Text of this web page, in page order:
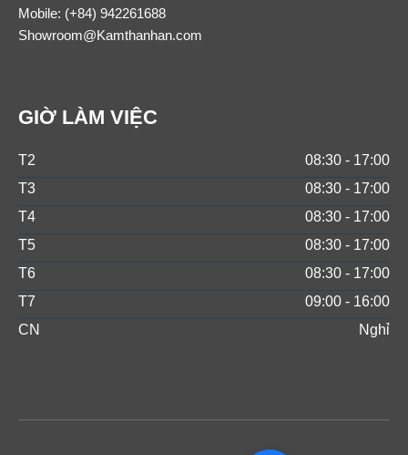
Mobile: (+84) 942261688
Showroom@Kamthanhan.com
GIỜ LÀM VIỆC
T2
08:30 - 17:00
T3
08:30 - 17:00
T4
08:30 - 17:00
T5
08:30 - 17:00
T6
08:30 - 17:00
T7
09:00 - 16:00
CN
Nghỉ